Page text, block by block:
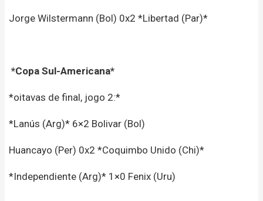
Jorge Wilstermann (Bol) 0x2 *Libertad (Par)*
*Copa Sul-Americana*
*oitavas de final, jogo 2:*
*Lanús (Arg)* 6×2 Bolivar (Bol)
Huancayo (Per) 0x2 *Coquimbo Unido (Chi)*
*Independiente (Arg)* 1×0 Fenix (Uru)